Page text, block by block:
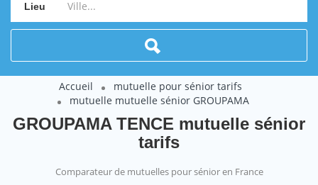
Lieu
Accueil
mutuelle pour sénior tarifs
mutuelle mutuelle sénior GROUPAMA
GROUPAMA TENCE mutuelle sénior
tarifs
Comparateur de mutuelles pour sénior en France